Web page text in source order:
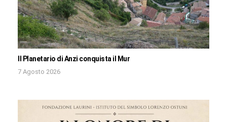
Il Planetario di Anzi conquista il Mur
7 Agosto 2026